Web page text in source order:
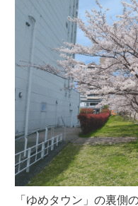
「ゆめタウン」の裏側